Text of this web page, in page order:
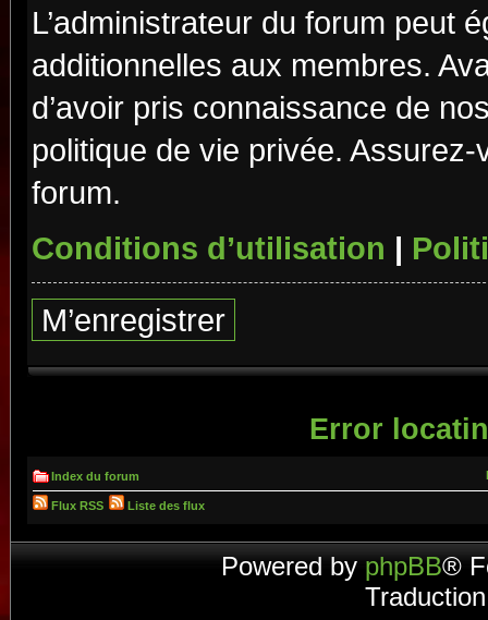
L’administrateur du forum peut
additionnelles aux membres.
d’avoir pris connaissance de
politique de vie privée.
forum.
Conditions d’utilisation |
M’enregistrer
Error
Index du forum
Flux RSS Liste des flux
Powered by phpBB®